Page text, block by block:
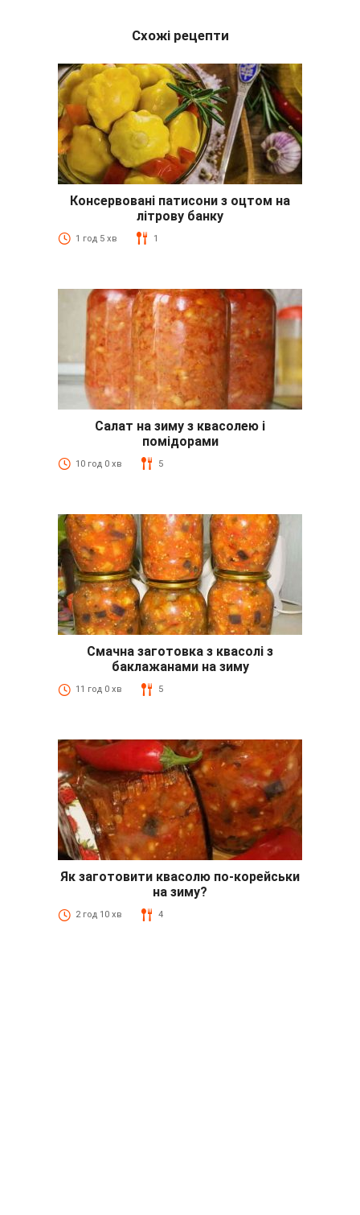
Схожі рецепти
Консервовані патисони з оцтом на
літрову банку
1 год 5 хв 1
Салат на зиму з квасолею і
помідорами
10 год 0 хв 5
Смачна заготовка з квасолі з
баклажанами на зиму
11 год 0 хв 5
Як заготовити квасолю по-корейськи
на зиму?
2 год 10 хв 4